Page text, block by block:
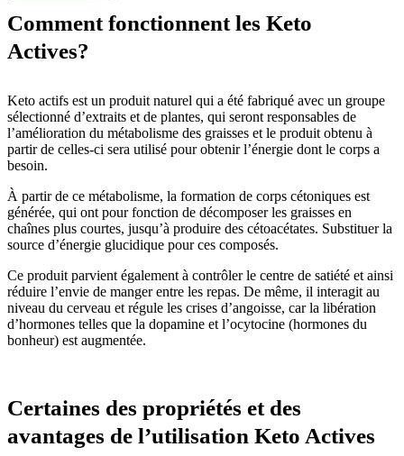
Comment fonctionnent les Keto
Actives?
Keto actifs est un produit naturel qui a été fabriqué avec un groupe
sélectionné d’extraits et de plantes, qui seront responsables de
l’amélioration du métabolisme des graisses et le produit obtenu à
partir de celles-ci sera utilisé pour obtenir l’énergie dont le corps a
besoin.
À partir de ce métabolisme, la formation de corps cétoniques est
générée, qui ont pour fonction de décomposer les graisses en
chaînes plus courtes, jusqu’à produire des cétoacétates. Substituer la
source d’énergie glucidique pour ces composés.
Ce produit parvient également à contrôler le centre de satiété et ainsi
réduire l’envie de manger entre les repas. De même, il interagit au
niveau du cerveau et régule les crises d’angoisse, car la libération
d’hormones telles que la dopamine et l’ocytocine (hormones du
bonheur) est augmentée.
Certaines des propriétés et des
avantages de l’utilisation Keto Actives